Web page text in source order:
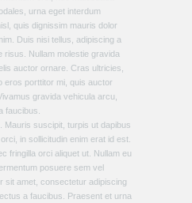
urna eget interdum
quis dignissim mauris dolor
Duis nisi tellus, adipiscing a
risus. Nullam molestie gravida
auctor ornare. Cras ultricies,
eros porttitor mi, quis auctor
gravida vehicula arcu,
faucibus.
Mauris suscipit, turpis ut dapibus
in sollicitudin enim erat id est.
fringilla orci aliquet ut. Nullam eu
posuere sem vel
sit amet, consectetur adipiscing
a faucibus. Praesent et urna